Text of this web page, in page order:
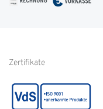
Batterieentsorgung
Zertifikate